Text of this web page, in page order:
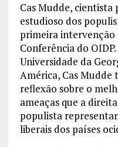
Cas Mudde,
estudioso dos
primeira intervenção
Conferência do
Universidade da
América, Cas
reflexão sobre o
ameaças que a
populista
liberais dos países